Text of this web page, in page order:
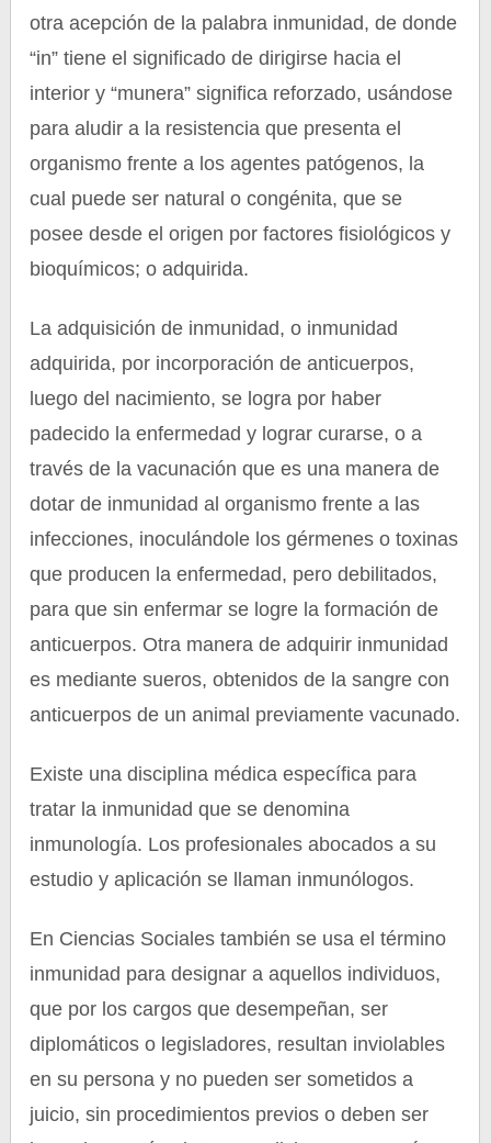
otra acepción de la palabra inmunidad, de donde
“in” tiene el significado de dirigirse hacia el
interior y “munera” significa reforzado, usándose
para aludir a la resistencia que presenta el
organismo frente a los agentes patógenos, la
cual puede ser natural o congénita, que se
posee desde el origen por factores fisiológicos y
bioquímicos; o adquirida.
La adquisición de inmunidad, o inmunidad
adquirida, por incorporación de anticuerpos,
luego del nacimiento, se logra por haber
padecido la enfermedad y lograr curarse, o a
través de la vacunación que es una manera de
dotar de inmunidad al organismo frente a las
infecciones, inoculándole los gérmenes o toxinas
que producen la enfermedad, pero debilitados,
para que sin enfermar se logre la formación de
anticuerpos. Otra manera de adquirir inmunidad
es mediante sueros, obtenidos de la sangre con
anticuerpos de un animal previamente vacunado.
Existe una disciplina médica específica para
tratar la inmunidad que se denomina
inmunología. Los profesionales abocados a su
estudio y aplicación se llaman inmunólogos.
En Ciencias Sociales también se usa el término
inmunidad para designar a aquellos individuos,
que por los cargos que desempeñan, ser
diplomáticos o legisladores, resultan inviolables
en su persona y no pueden ser sometidos a
juicio, sin procedimientos previos o deben ser